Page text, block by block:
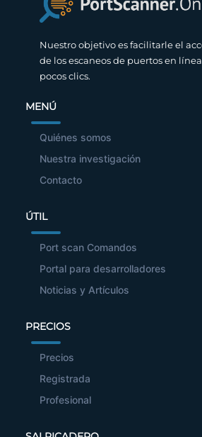
Nuestro objetivo es facilitarle el
de los escaneos de puertos en
pocos clics.
MENÚ
Quiénes somos
Nuestra investigación
Contacto
ÚTIL
Port scan Comandos
Portal para desarrolladores
Noticias y Artículos
PRECIOS
Precios
Registrada
Profesional